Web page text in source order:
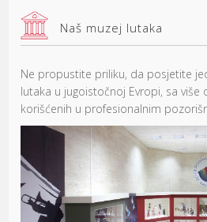
Naš muzej lutaka
Ne propustite priliku, da posjetite
lutaka u jugoistočnoj Evropi, sa
korišćenih u profesionalnim